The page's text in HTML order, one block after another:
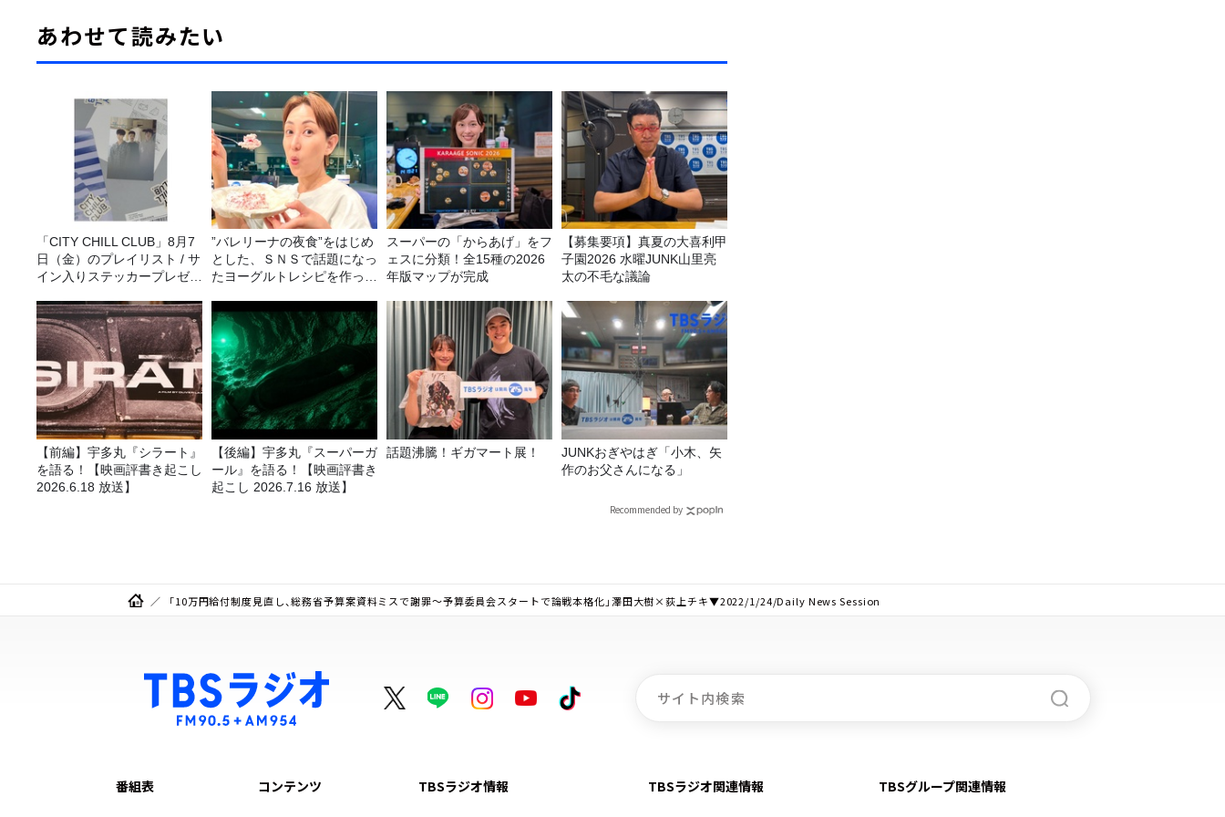
あわせて読みたい
「CITY CHILL CLUB」8月7
日（金）のプレイリスト / サ
イン入りステッカープレゼン
”バレリーナの夜食”をはじめ
とした、ＳＮＳで話題になっ
たヨーグルトレシピを作って
スーパーの「からあげ」をフ
ェスに分類！全15種の2026
年版マップが完成
【募集要項】真夏の大喜利甲
子園2026 水曜JUNK山里亮
太の不毛な議論
【前編】宇多丸『シラート』
を語る！【映画評書き起こし
2026.6.18 放送】
【後編】宇多丸『スーパーガ
ール』を語る！【映画評書き
起こし 2026.7.16 放送】
話題沸騰！ギガマート展！
JUNKおぎやはぎ「小木、矢
作のお父さんになる」
Recommended by
「10万円給付制度見直し、総務省予算案資料ミスで謝罪～予算委員会スタートで論戦本格化」澤田大樹×荻上チキ▼2022/1/24/Daily News Session
番組表
コンテンツ
TBSラジオ情報
TBSラジオ関連情報
TBSグループ関連情報